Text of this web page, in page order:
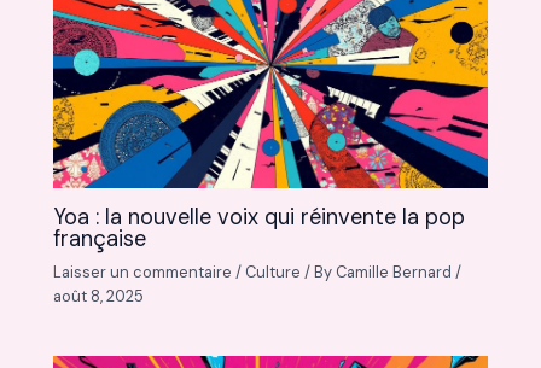
Yoa : la nouvelle voix qui réinvente la pop
française
Laisser un commentaire / Culture / By Camille Bernard/
août 8, 2025